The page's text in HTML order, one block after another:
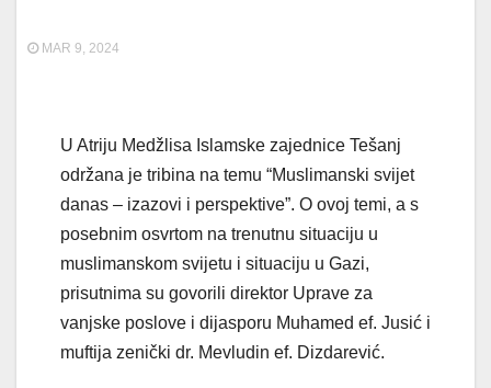
MAR 9, 2024
U Atriju Medžlisa Islamske zajednice Tešanj
održana je tribina na temu “Muslimanski svijet
danas – izazovi i perspektive”. O ovoj temi, a s
posebnim osvrtom na trenutnu situaciju u
muslimanskom svijetu i situaciju u Gazi,
prisutnima su govorili direktor Uprave za
vanjske poslove i dijasporu Muhamed ef. Jusić i
muftija zenički dr. Mevludin ef. Dizdarević.